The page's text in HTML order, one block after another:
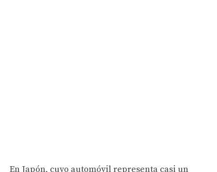
En Japón, cuyo automóvil representa casi un